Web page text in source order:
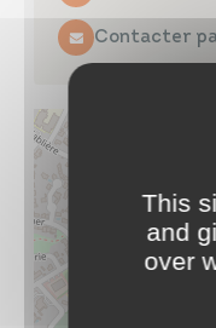
Contacter
This
and
over